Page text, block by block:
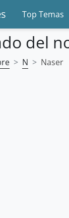
Top Temas
del
N Naser